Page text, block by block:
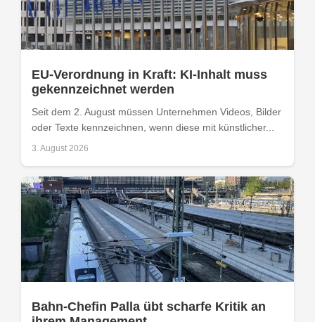
EU-Verordnung in Kraft: KI-Inhalt muss
gekennzeichnet werden
Seit dem 2. August müssen Unternehmen Videos, Bilder
oder Texte kennzeichnen, wenn diese mit künstlicher...
3. August 2026
Bahn-Chefin Palla übt scharfe Kritik an